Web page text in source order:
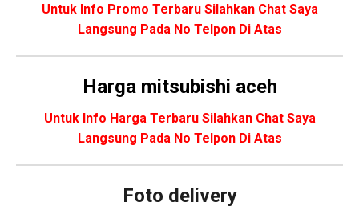
Untuk Info Promo Terbaru Silahkan Chat Saya
Langsung Pada No Telpon Di Atas
Harga mitsubishi aceh
Untuk Info Harga Terbaru Silahkan Chat Saya
Langsung Pada No Telpon Di Atas
Foto delivery